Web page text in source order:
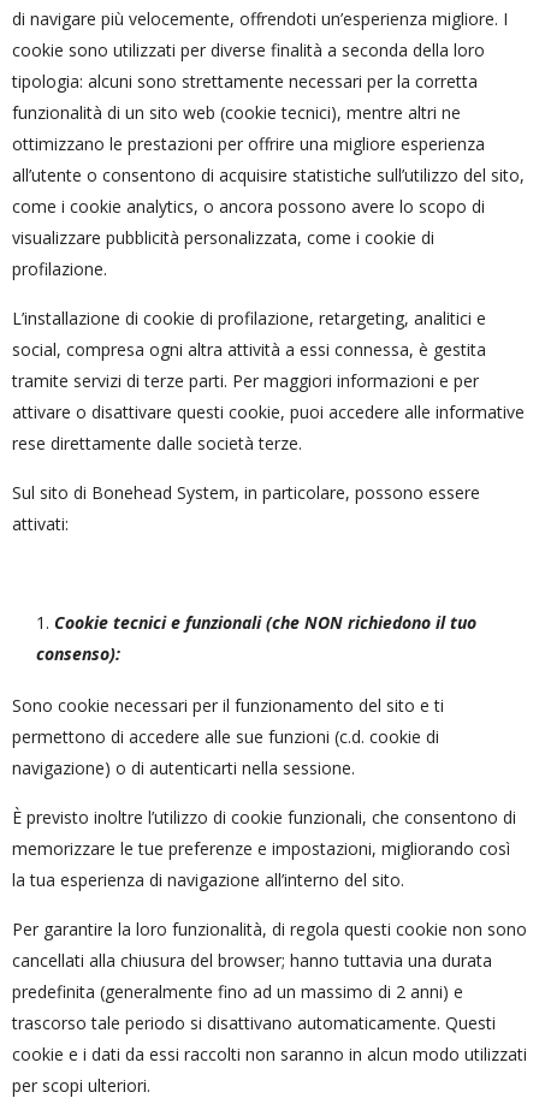
di navigare più velocemente, offrendoti un’esperienza migliore. I
cookie sono utilizzati per diverse finalità a seconda della loro
tipologia: alcuni sono strettamente necessari per la corretta
funzionalità di un sito web (cookie tecnici), mentre altri ne
ottimizzano le prestazioni per offrire una migliore esperienza
all’utente o consentono di acquisire statistiche sull’utilizzo del sito,
come i cookie analytics, o ancora possono avere lo scopo di
visualizzare pubblicità personalizzata, come i cookie di
profilazione.
L’installazione di cookie di profilazione, retargeting, analitici e
social, compresa ogni altra attività a essi connessa, è gestita
tramite servizi di terze parti. Per maggiori informazioni e per
attivare o disattivare questi cookie, puoi accedere alle informative
rese direttamente dalle società terze.
Sul sito di Bonehead System, in particolare, possono essere
attivati:
Cookie tecnici e funzionali (che NON richiedono il tuo
consenso):
Sono cookie necessari per il funzionamento del sito e ti
permettono di accedere alle sue funzioni (c.d. cookie di
navigazione) o di autenticarti nella sessione.
È previsto inoltre l’utilizzo di cookie funzionali, che consentono di
memorizzare le tue preferenze e impostazioni, migliorando così
la tua esperienza di navigazione all’interno del sito.
Per garantire la loro funzionalità, di regola questi cookie non sono
cancellati alla chiusura del browser; hanno tuttavia una durata
predefinita (generalmente fino ad un massimo di 2 anni) e
trascorso tale periodo si disattivano automaticamente. Questi
cookie e i dati da essi raccolti non saranno in alcun modo utilizzati
per scopi ulteriori.